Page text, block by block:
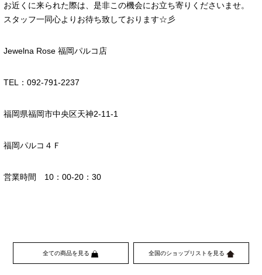
お近くに来られた際は、是非この機会にお立ち寄りくださいませ。
スタッフ一同心よりお待ち致しております☆彡
Jewelna Rose 福岡パルコ店
TEL：092-791-2237
福岡県福岡市中央区天神2-11-1
福岡パルコ４Ｆ
営業時間 10：00-20：30
全ての商品を見る 全国のショップリストを見る